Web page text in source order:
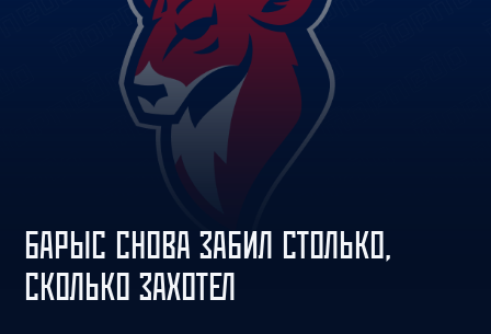
БАРЫС СНОВА ЗАБИЛ СТОЛЬКО,
СКОЛЬКО ЗАХОТЕЛ